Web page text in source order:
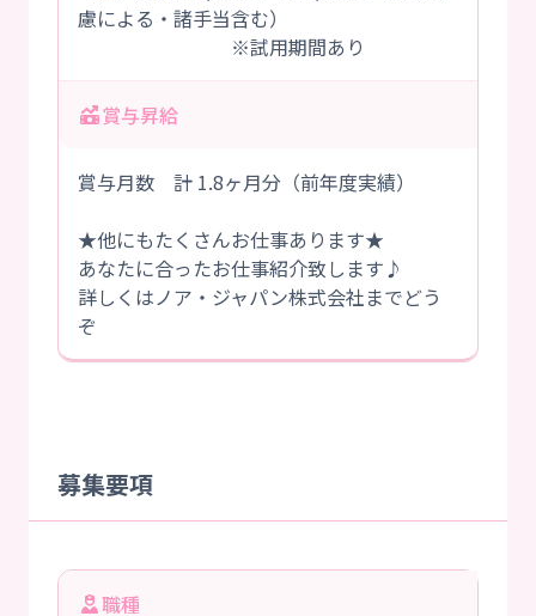
慮による・諸手当含む）
※試用期間あり
賞与昇給
賞与月数 計 1.8ヶ月分（前年度実績）
★他にもたくさんお仕事あります★
あなたに合ったお仕事紹介致します♪
詳しくはノア・ジャパン株式会社までどう
ぞ
募集要項
職種